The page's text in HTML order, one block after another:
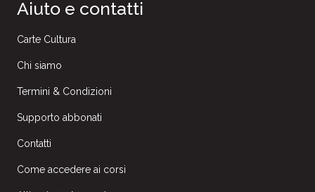
Aiuto e contatti
Carte Cultura
Chi siamo
Termini & Condizioni
Supporto abbonati
Contatti
Come accedere ai corsi